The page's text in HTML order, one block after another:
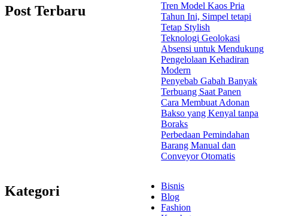
Post Terbaru
Tren Model Kaos Pria
Tahun Ini, Simpel tetapi
Tetap Stylish
Teknologi Geolokasi
Absensi untuk Mendukung
Pengelolaan Kehadiran
Modern
Penyebab Gabah Banyak
Terbuang Saat Panen
Cara Membuat Adonan
Bakso yang Kenyal tanpa
Boraks
Perbedaan Pemindahan
Barang Manual dan
Conveyor Otomatis
Kategori
Bisnis
Blog
Fashion